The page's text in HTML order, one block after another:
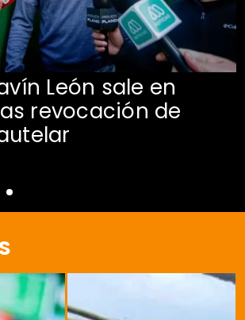
León sale en
revocación de